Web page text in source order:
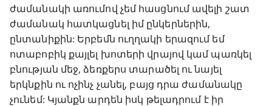
ժամանակի առումով չեմ հասցնում ավելի շատ
ժամանակ հատկացնել իմ ընկերներին,
ընտանիքին: Երբեմն ուղղակի երազում եմ
ոտաբոբիկ քայլել խոտերի վրայով կամ պառկել
բնության մեջ, ձեռքերս տարածել ու նայել
երկնքին ու ոչինչ չանել, բայց դրա ժամանակը
չունեմ: Կյանքն արդեն իսկ թելադրում է իր